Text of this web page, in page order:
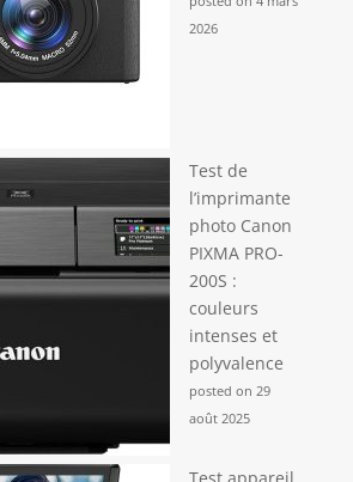
2026
Test de
l’imprimante
photo Canon
PIXMA PRO-
200S :
couleurs
intenses et
polyvalence
posted on 29
août 2025